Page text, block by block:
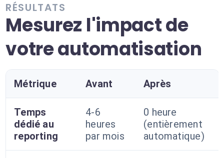
RÉSULTATS
Mesurez l'impact de
votre automatisation
Métrique Avant Après
Temps
dédié au
reporting
4-6
heures
par mois
0 heure
(entièrement
automatique)